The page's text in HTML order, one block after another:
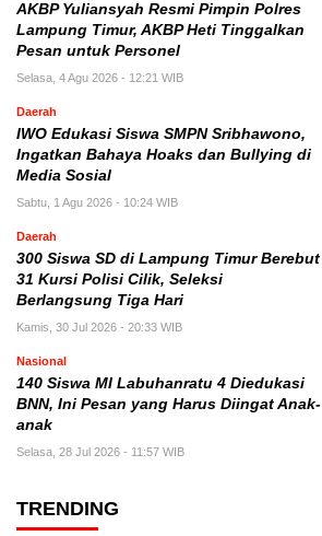
AKBP Yuliansyah Resmi Pimpin Polres
Lampung Timur, AKBP Heti Tinggalkan
Pesan untuk Personel
Selasa, 4 Agu 2026 - 12:21 WIB
Daerah
IWO Edukasi Siswa SMPN Sribhawono,
Ingatkan Bahaya Hoaks dan Bullying di
Media Sosial
Sabtu, 1 Agu 2026 - 10:24 WIB
Daerah
300 Siswa SD di Lampung Timur Berebut
31 Kursi Polisi Cilik, Seleksi
Berlangsung Tiga Hari
Kamis, 30 Jul 2026 - 20:33 WIB
Nasional
140 Siswa MI Labuhanratu 4 Diedukasi
BNN, Ini Pesan yang Harus Diingat Anak-
anak
Selasa, 28 Jul 2026 - 11:57 WIB
TRENDING